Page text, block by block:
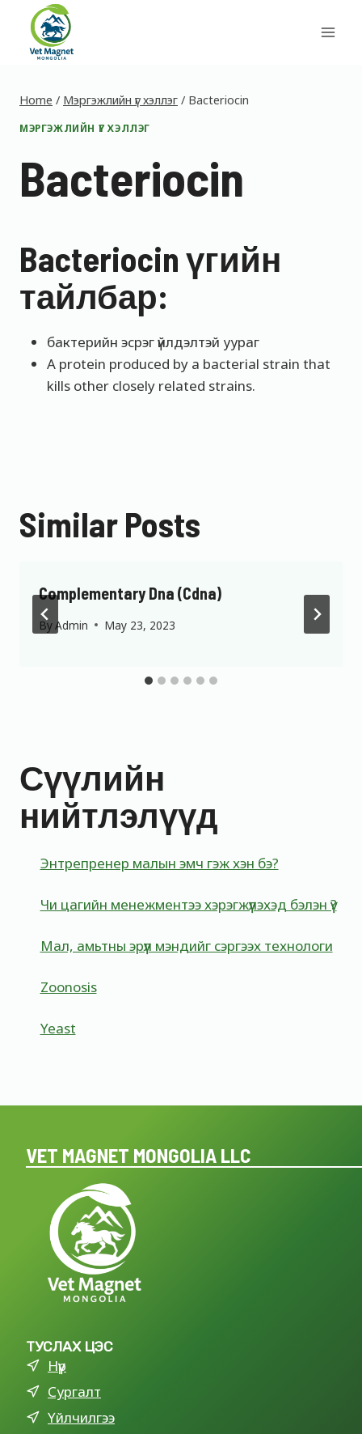
content
Home / Мэргэжлийн үг хэллэг / Bacteriocin
МЭРГЭЖЛИЙН ҮГ ХЭЛЛЭГ
Bacteriocin
Bacteriocin үгийн
тайлбар:
бактерийн эсрэг үйлдэлтэй уураг
A protein produced by a bacterial strain that
kills other closely related strains.
Similar Posts
Complementary Dna (Cdna)
ByAdmin May 23, 2023
Сүүлийн
нийтлэлүүд
Энтрепренер малын эмч гэж хэн бэ?
Чи цагийн менежментээ хэрэгжүүлэхэд бэлэн үү?
Мал, амьтны эрүүл мэндийг сэргээх технологи
Zoonosis
Yeast
VET MAGNET MONGOLIA LLC
ТУСЛАХ ЦЭС
Нүүр
Сургалт
Үйлчилгээ